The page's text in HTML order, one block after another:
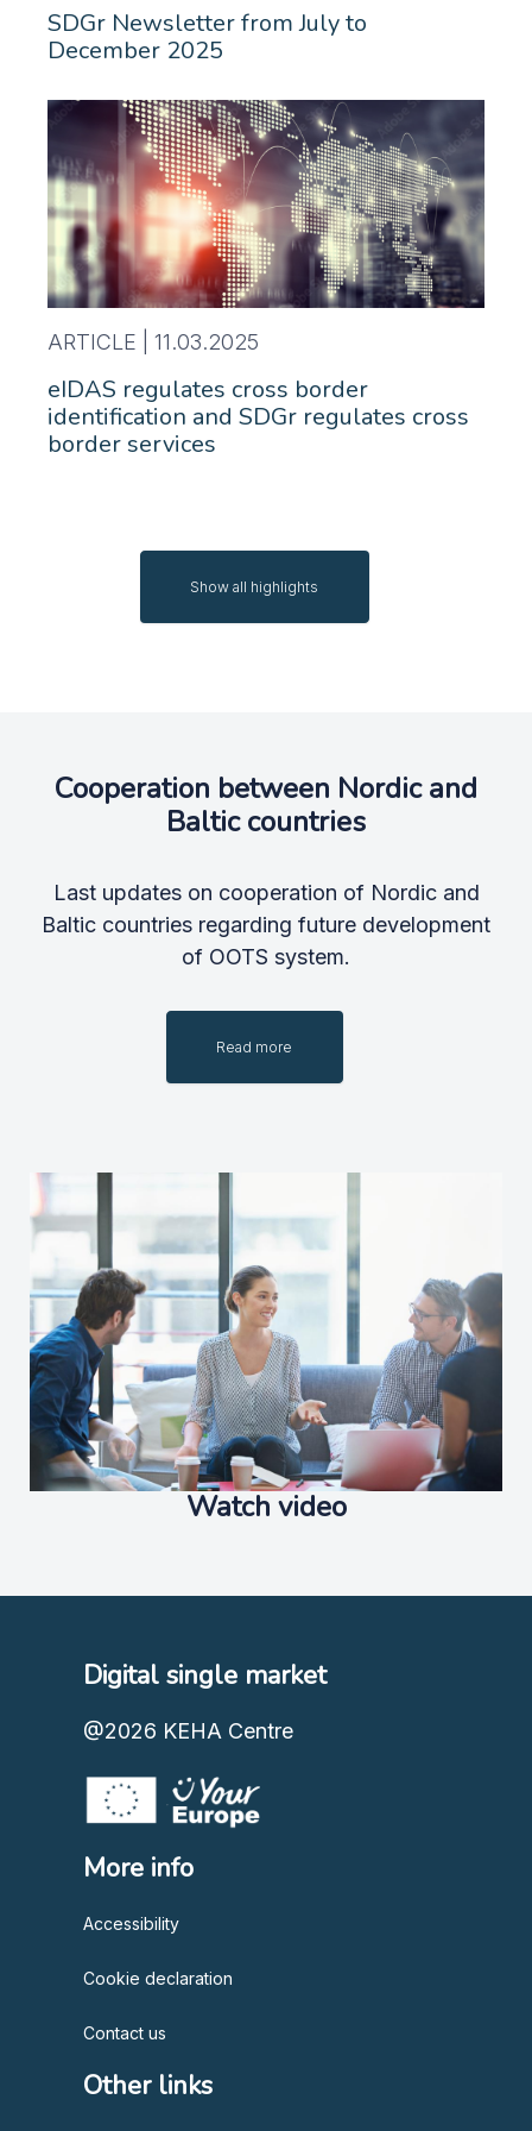
SDGr Newsletter from July to
December 2025
ARTICLE | 11.03.2025
eIDAS regulates cross border
identification and SDGr regulates cross
border services
Show all highlights
Cooperation between Nordic and
Baltic countries
Last updates on cooperation of Nordic and
Baltic countries regarding future development
of OOTS system.
Read more
Watch video
Digital single market
@2026 KEHA Centre
More info
Accessibility
Cookie declaration
Contact us
Other links